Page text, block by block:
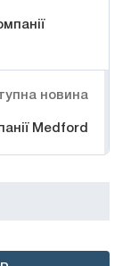
новина
Medford